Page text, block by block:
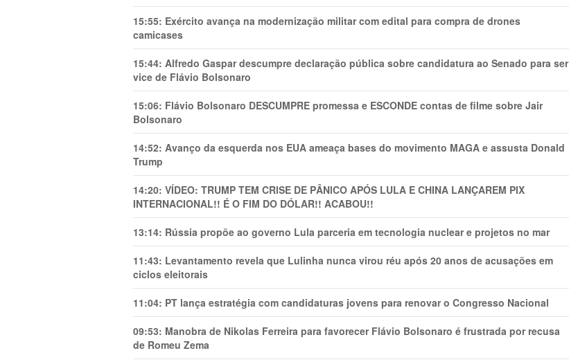
15:55: Exército avança na modernização militar com edital para compra de drones
camicases
15:44: Alfredo Gaspar descumpre declaração pública sobre candidatura ao Senado para ser
vice de Flávio Bolsonaro
15:06: Flávio Bolsonaro DESCUMPRE promessa e ESCONDE contas de filme sobre Jair
Bolsonaro
14:52: Avanço da esquerda nos EUA ameaça bases do movimento MAGA e assusta Donald
Trump
14:20: VÍDEO: TRUMP TEM CRlSE DE PÂNlCO APÓS LULA E CHINA LANÇAREM PIX
INTERNACIONAL!! É O FIM DO DÓLAR!! ACABOU!!
13:14: Rússia propõe ao governo Lula parceria em tecnologia nuclear e projetos no mar
11:43: Levantamento revela que Lulinha nunca virou réu após 20 anos de acusações em
ciclos eleitorais
11:04: PT lança estratégia com candidaturas jovens para renovar o Congresso Nacional
09:53: Manobra de Nikolas Ferreira para favorecer Flávio Bolsonaro é frustrada por recusa
de Romeu Zema